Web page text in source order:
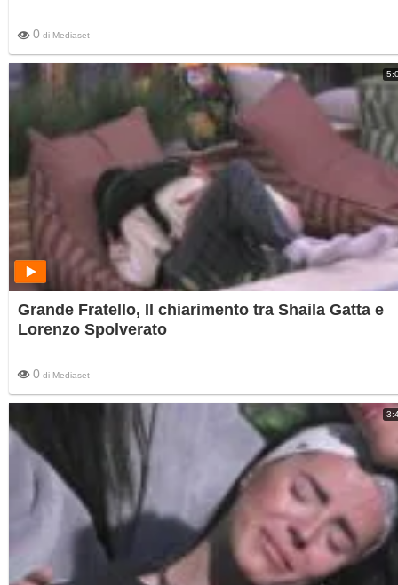
0 di Mediaset
Grande Fratello, Il chiarimento tra Shaila Gatta e
Lorenzo Spolverato
0 di Mediaset